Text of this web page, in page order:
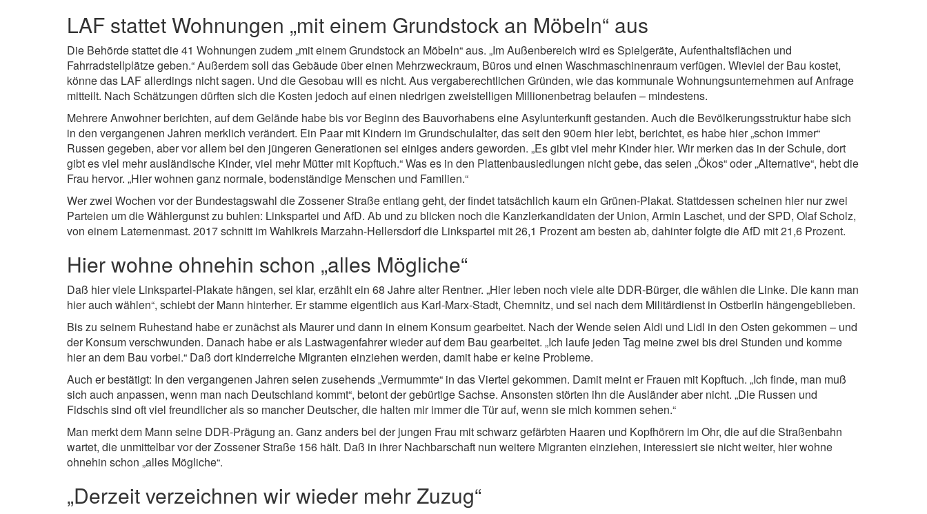
LAF stattet Wohnungen „mit einem Grundstock an Möbeln“ aus
Die Behörde stattet die 41 Wohnungen zudem „mit einem Grundstock an Möbeln“ aus. „Im Außenbereich wird es Spielgeräte, Aufenthaltsflächen und
Fahrradstellplätze geben.“ Außerdem soll das Gebäude über einen Mehrzweckraum, Büros und einen Waschmaschinenraum verfügen. Wieviel der Bau kostet,
könne das LAF allerdings nicht sagen. Und die Gesobau will es nicht. Aus vergaberechtlichen Gründen, wie das kommunale Wohnungsunternehmen auf Anfrage
mitteilt. Nach Schätzungen dürften sich die Kosten jedoch auf einen niedrigen zweistelligen Millionenbetrag belaufen – mindestens.
Mehrere Anwohner berichten, auf dem Gelände habe bis vor Beginn des Bauvorhabens eine Asylunterkunft gestanden. Auch die Bevölkerungsstruktur habe sich
in den vergangenen Jahren merklich verändert. Ein Paar mit Kindern im Grundschulalter, das seit den 90ern hier lebt, berichtet, es habe hier „schon immer“
Russen gegeben, aber vor allem bei den jüngeren Generationen sei einiges anders geworden. „Es gibt viel mehr Kinder hier. Wir merken das in der Schule, dort
gibt es viel mehr ausländische Kinder, viel mehr Mütter mit Kopftuch.“ Was es in den Plattenbausiedlungen nicht gebe, das seien „Ökos“ oder „Alternative“, hebt die
Frau hervor. „Hier wohnen ganz normale, bodenständige Menschen und Familien.“
Wer zwei Wochen vor der Bundestagswahl die Zossener Straße entlang geht, der findet tatsächlich kaum ein Grünen-Plakat. Stattdessen scheinen hier nur zwei
Parteien um die Wählergunst zu buhlen: Linkspartei und AfD. Ab und zu blicken noch die Kanzlerkandidaten der Union, Armin Laschet, und der SPD, Olaf Scholz,
von einem Laternenmast. 2017 schnitt im Wahlkreis Marzahn-Hellersdorf die Linkspartei mit 26,1 Prozent am besten ab, dahinter folgte die AfD mit 21,6 Prozent.
Hier wohne ohnehin schon „alles Mögliche“
Daß hier viele Linkspartei-Plakate hängen, sei klar, erzählt ein 68 Jahre alter Rentner. „Hier leben noch viele alte DDR-Bürger, die wählen die Linke. Die kann man
hier auch wählen“, schiebt der Mann hinterher. Er stamme eigentlich aus Karl-Marx-Stadt, Chemnitz, und sei nach dem Militärdienst in Ostberlin hängengeblieben.
Bis zu seinem Ruhestand habe er zunächst als Maurer und dann in einem Konsum gearbeitet. Nach der Wende seien Aldi und Lidl in den Osten gekommen – und
der Konsum verschwunden. Danach habe er als Lastwagenfahrer wieder auf dem Bau gearbeitet. „Ich laufe jeden Tag meine zwei bis drei Stunden und komme
hier an dem Bau vorbei.“ Daß dort kinderreiche Migranten einziehen werden, damit habe er keine Probleme.
Auch er bestätigt: In den vergangenen Jahren seien zusehends „Vermummte“ in das Viertel gekommen. Damit meint er Frauen mit Kopftuch. „Ich finde, man muß
sich auch anpassen, wenn man nach Deutschland kommt“, betont der gebürtige Sachse. Ansonsten störten ihn die Ausländer aber nicht. „Die Russen und
Fidschis sind oft viel freundlicher als so mancher Deutscher, die halten mir immer die Tür auf, wenn sie mich kommen sehen.“
Man merkt dem Mann seine DDR-Prägung an. Ganz anders bei der jungen Frau mit schwarz gefärbten Haaren und Kopfhörern im Ohr, die auf die Straßenbahn
wartet, die unmittelbar vor der Zossener Straße 156 hält. Daß in ihrer Nachbarschaft nun weitere Migranten einziehen, interessiert sie nicht weiter, hier wohne
ohnehin schon „alles Mögliche“.
„Derzeit verzeichnen wir wieder mehr Zuzug“